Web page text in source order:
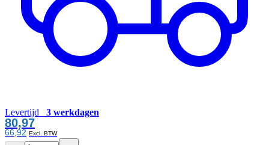
Levertijd 3 werkdagen
80,97
66,92